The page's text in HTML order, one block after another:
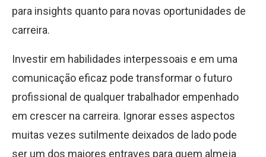
para insights quanto para novas oportunidades de
carreira.
Investir em habilidades interpessoais e em uma
comunicação eficaz pode transformar o futuro
profissional de qualquer trabalhador empenhado
em crescer na carreira. Ignorar esses aspectos
muitas vezes sutilmente deixados de lado pode
ser um dos maiores entraves para quem almeja